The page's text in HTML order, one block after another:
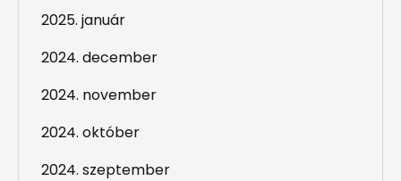
2025. január
2024. december
2024. november
2024. október
2024. szeptember